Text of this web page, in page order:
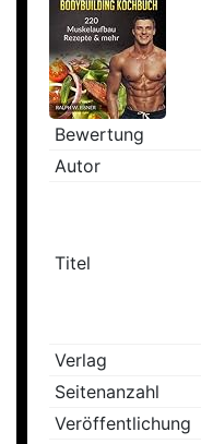
Bewertung
Autor
Titel
Verlag
Seitenanzahl
Veröffentlichung